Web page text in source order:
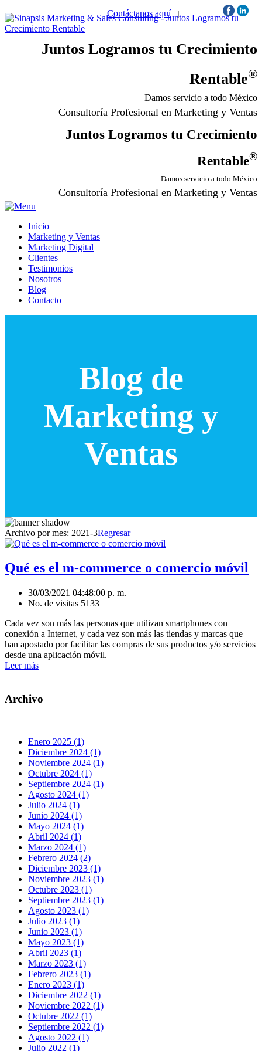
Contáctanos aquí | Síguenos:
Juntos Logramos tu Crecimiento
Rentable®
Damos servicio a todo México
Consultoría Profesional en Marketing y Ventas
Juntos Logramos tu Crecimiento
Rentable®
Damos servicio a todo México
Consultoría Profesional en Marketing y Ventas
Inicio
Marketing y Ventas
Marketing Digital
Clientes
Testimonios
Nosotros
Blog
Contacto
Blog de
Marketing y
Ventas
Archivo por mes: 2021-3Regresar
Qué es el m-commerce o comercio móvil
30/03/2021 04:48:00 p. m.
No. de visitas 5133
Cada vez son más las personas que utilizan smartphones con
conexión a Internet, y cada vez son más las tiendas y marcas que
han apostado por facilitar las compras de sus productos y/o servicios
desde una aplicación móvil.
Leer más
Archivo
Enero 2025 (1)
Diciembre 2024 (1)
Noviembre 2024 (1)
Octubre 2024 (1)
Septiembre 2024 (1)
Agosto 2024 (1)
Julio 2024 (1)
Junio 2024 (1)
Mayo 2024 (1)
Abril 2024 (1)
Marzo 2024 (1)
Febrero 2024 (2)
Diciembre 2023 (1)
Noviembre 2023 (1)
Octubre 2023 (1)
Septiembre 2023 (1)
Agosto 2023 (1)
Julio 2023 (1)
Junio 2023 (1)
Mayo 2023 (1)
Abril 2023 (1)
Marzo 2023 (1)
Febrero 2023 (1)
Enero 2023 (1)
Diciembre 2022 (1)
Noviembre 2022 (1)
Octubre 2022 (1)
Septiembre 2022 (1)
Agosto 2022 (1)
Julio 2022 (1)